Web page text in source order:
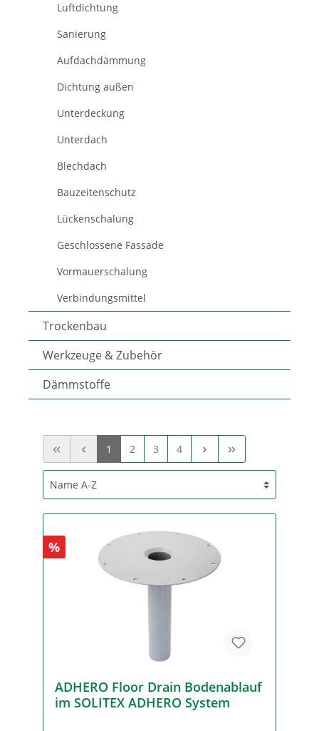
Luftdichtung
Sanierung
Aufdachdämmung
Dichtung außen
Unterdeckung
Unterdach
Blechdach
Bauzeitenschutz
Lückenschalung
Geschlossene Fassade
Vormauerschalung
Verbindungsmittel
Trockenbau
Werkzeuge & Zubehör
Dämmstoffe
1 2 3 4
%
ADHERO Floor Drain Bodenablauf
im SOLITEX ADHERO System